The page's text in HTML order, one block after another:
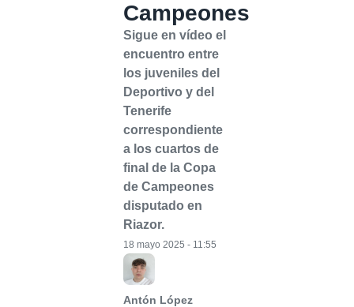
Campeones
Sigue en vídeo el
encuentro entre
los juveniles del
Deportivo y del
Tenerife
correspondiente
a los cuartos de
final de la Copa
de Campeones
disputado en
Riazor.
Antón López
18 mayo 2025 - 11:55